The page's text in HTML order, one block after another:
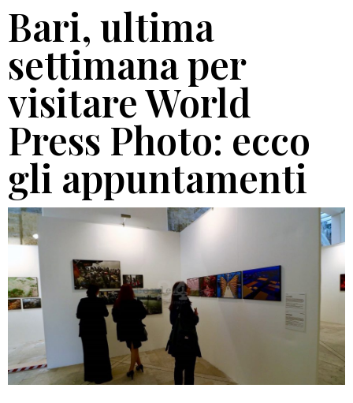
Bari, ultima
settimana per
visitare World
Press Photo: ecco
gli appuntamenti